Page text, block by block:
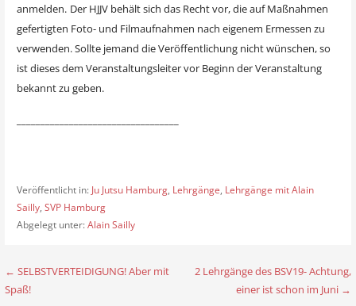
anmelden. Der HJJV behält sich das Recht vor, die auf Maßnahmen
gefertigten Foto- und Filmaufnahmen nach eigenem Ermessen zu
verwenden. Sollte jemand die Veröffentlichung nicht wünschen, so
ist dieses dem Veranstaltungsleiter vor Beginn der Veranstaltung
bekannt zu geben.
Veröffentlicht in: Ju Jutsu Hamburg, Lehrgänge, Lehrgänge mit Alain
Sailly, SVP Hamburg
Abgelegt unter:Alain Sailly
B
← SELBSTVERTEIDIGUNG! Aber mit
Spaß!
2 Lehrgänge des BSV19- Achtung,
einer ist schon im Juni →